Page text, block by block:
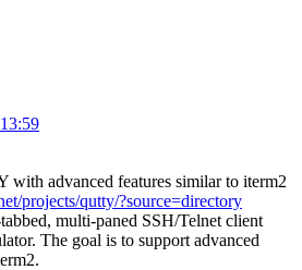
with advanced features similar to iterm2
projects/qutty/?source=directory
multi-paned SSH/Telnet client
The goal is to support advanced